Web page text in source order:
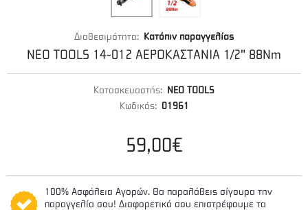
Διαθεσιμότητα: Κατόπιν παραγγελίας
NEO TOOLS 14-012 ΑΕΡΟΚΑΣΤΑΝΙΑ 1/2" 88Nm
Κατασκευαστής: NEO TOOLS
Κωδικός: 01961
59,00€
100% Ασφάλεια Αγορών. Θα παραλάβεις σίγουρα την
παραγγελία σου! Διαφορετικά σου επιστρέφουμε τα